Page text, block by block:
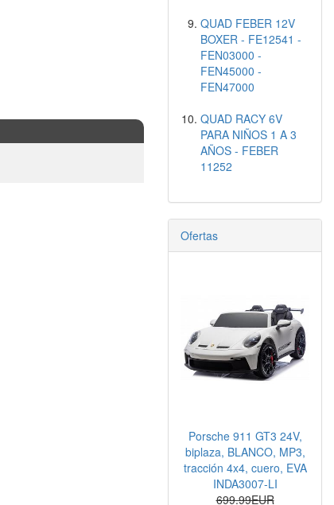
QUAD FEBER 12V
BOXER - FE12541 -
FEN03000 -
FEN45000 -
FEN47000
QUAD RACY 6V
PARA NIÑOS 1 A 3
AÑOS - FEBER
11252
Ofertas
Porsche 911 GT3 24V,
biplaza, BLANCO, MP3,
tracción 4x4, cuero, EVA
INDA3007-LI
699.99EUR